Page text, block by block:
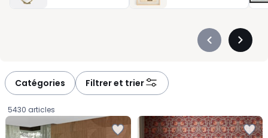
Précédent
Catégories Filtrer et trier
5430 articles